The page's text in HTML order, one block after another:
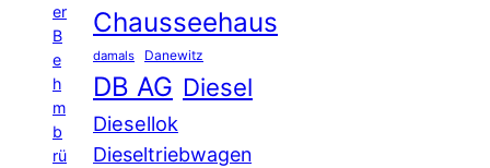
er
B
e
h
m
b
rü
Chausseehaus
damals Danewitz
DB AG Diesel
Diesellok
Dieseltriebwagen